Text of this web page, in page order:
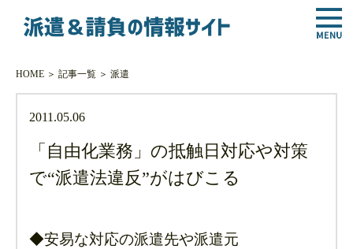
HOME＞ 記事一覧＞ 派遣
2011.05.06
「自由化業務」の抵触日対応や対策
で“派遣法違反”がはびこる
◆安易な対応の派遣先や派遣元